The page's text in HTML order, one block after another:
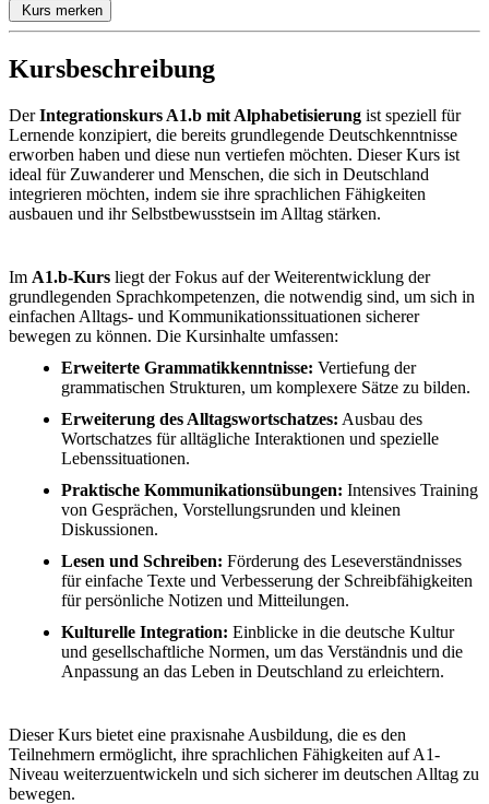
Kurs merken
Kursbeschreibung
DerIntegrationskurs A1.b mit Alphabetisierung ist speziell für
Lernende konzipiert, die bereits grundlegende Deutschkenntnisse
erworben haben und diese nun vertiefen möchten. Dieser Kurs ist
ideal für Zuwanderer und Menschen, die sich in Deutschland
integrieren möchten, indem sie ihre sprachlichen Fähigkeiten
ausbauen und ihr Selbstbewusstsein im Alltag stärken.
Im A1.b-Kurs liegt der Fokus auf der Weiterentwicklung der
grundlegenden Sprachkompetenzen, die notwendig sind, um sich in
einfachen Alltags- und Kommunikationssituationen sicherer
bewegen zu können. Die Kursinhalte umfassen:
Erweiterte Grammatikkenntnisse: Vertiefung der
grammatischen Strukturen, um komplexere Sätze zu bilden.
Erweiterung des Alltagswortschatzes: Ausbau des
Wortschatzes für alltägliche Interaktionen und spezielle
Lebenssituationen.
Praktische Kommunikationsübungen: Intensives Training
von Gesprächen, Vorstellungsrunden und kleinen
Diskussionen.
Lesen und Schreiben: Förderung des Leseverständnisses
für einfache Texte und Verbesserung der Schreibfähigkeiten
für persönliche Notizen und Mitteilungen.
Kulturelle Integration: Einblicke in die deutsche Kultur
und gesellschaftliche Normen, um das Verständnis und die
Anpassung an das Leben in Deutschland zu erleichtern.
Dieser Kurs bietet eine praxisnahe Ausbildung, die es den
Teilnehmern ermöglicht, ihre sprachlichen Fähigkeiten auf A1-
Niveau weiterzuentwickeln und sich sicherer im deutschen Alltag zu
bewegen.